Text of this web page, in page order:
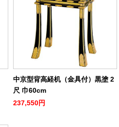
中京型背高経机（金具付）黒塗 2
尺 巾60cm
237,550円